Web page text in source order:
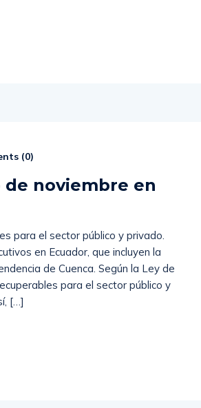
(0)
noviembre en
para el sector público y privado.
en Ecuador, que incluyen la
de Cuenca. Según la Ley de
para el sector público y
[…]